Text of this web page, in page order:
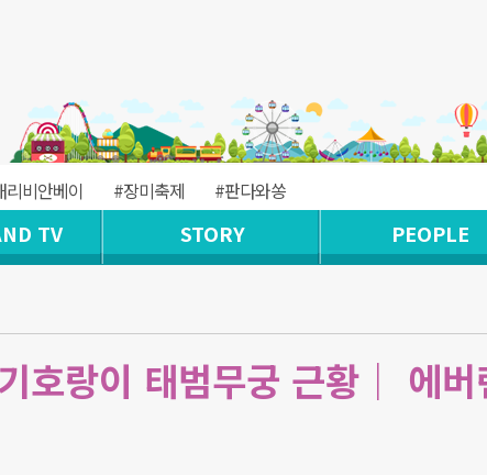
리비안베이 #장미축제 #판다와쏭
TV STORY PEOPLE
호랑이 태범무궁 근황｜ 에버